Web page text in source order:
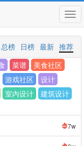
推荐
最新
日榜
总榜
菜谱
美食社区
游戏社区
设计
室内设计
建筑设计
7w